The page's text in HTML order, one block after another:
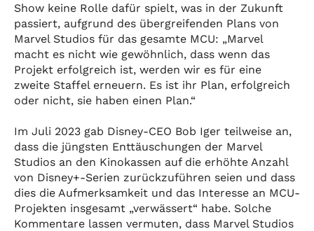
Show keine Rolle dafür spielt, was in der Zukunft
passiert, aufgrund des übergreifenden Plans von
Marvel Studios für das gesamte MCU: „Marvel
macht es nicht wie gewöhnlich, dass wenn das
Projekt erfolgreich ist, werden wir es für eine
zweite Staffel erneuern. Es ist ihr Plan, erfolgreich
oder nicht, sie haben einen Plan.“
Im Juli 2023 gab Disney-CEO Bob Iger teilweise an,
dass die jüngsten Enttäuschungen der Marvel
Studios an den Kinokassen auf die erhöhte Anzahl
von Disney+-Serien zurückzuführen seien und dass
dies die Aufmerksamkeit und das Interesse an MCU-
Projekten insgesamt „verwässert“ habe. Solche
Kommentare lassen vermuten, dass Marvel Studios